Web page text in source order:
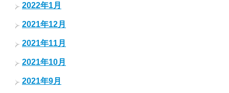
2022年1月
2021年12月
2021年11月
2021年10月
2021年9月